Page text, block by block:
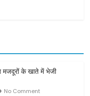
मजदूरों के खाते में भेजी
No Comment